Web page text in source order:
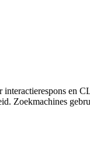
en
Zoekmachines